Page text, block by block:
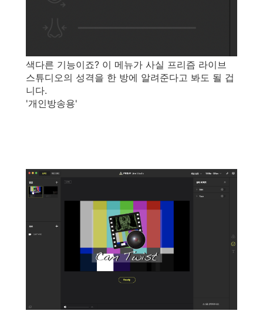
색다른 기능이죠? 이 메뉴가 사실 프리즘 라이브
스튜디오의 성격을 한 방에 알려준다고 봐도 될 겁
니다.
'개인방송용'